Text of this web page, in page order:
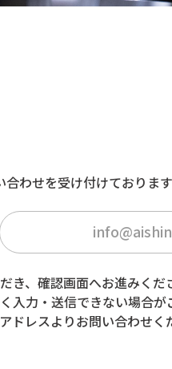
わせを受け付けておりま
き、確認画面へお進みくだ
入力・送信できない場合が
ドレスよりお問い合わせく